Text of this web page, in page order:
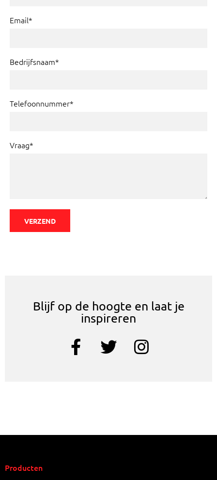
Email*
Bedrijfsnaam*
Telefoonnummer*
Vraag*
VERZEND
Blijf op de hoogte en laat je
inspireren
Producten